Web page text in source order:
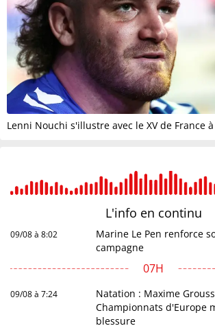
Lenni Nouchi s'illustre avec le XV de France à
L'info en continu
09/08 à 8:02
Marine Le Pen renforce
campagne
07H
09/08 à 7:24
Natation : Maxime
Championnats d'Europe
blessure